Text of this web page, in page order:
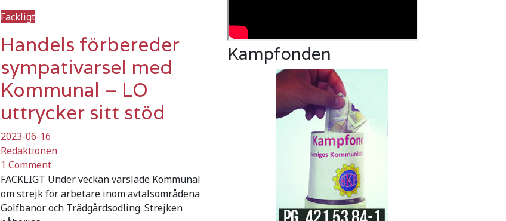
Fackligt
Handels förbereder
sympativarsel med
Kommunal – LO
uttrycker sitt stöd
2023-06-16
Redaktionen
1 Comment
FACKLIGT Under veckan varslade Kommunal
om strejk för arbetare inom avtalsområdena
Golfbanor och Trädgårdsodling. Strejken
Kampfonden